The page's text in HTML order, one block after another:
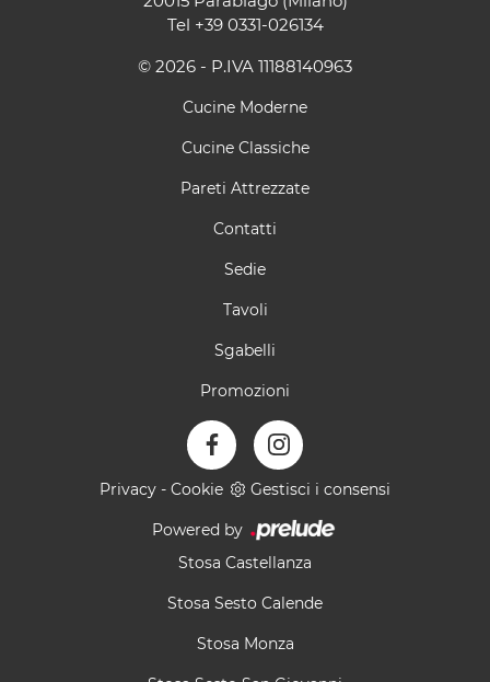
Tel +39 0331-026134
© 2026 - P.IVA 11188140963
Cucine Moderne
Cucine Classiche
Pareti Attrezzate
Contatti
Sedie
Tavoli
Sgabelli
Promozioni
Privacy - Cookie Gestisci i consensi
Powered by
Stosa Castellanza
Stosa Sesto Calende
Stosa Monza